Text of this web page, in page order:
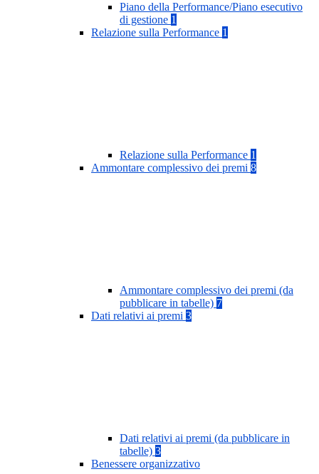
Piano della Performance/Piano esecutivo
di gestione 1
Relazione sulla Performance 1
Relazione sulla Performance 1
Ammontare complessivo dei premi 8
Ammontare complessivo dei premi (da
pubblicare in tabelle) 7
Dati relativi ai premi 3
Dati relativi ai premi (da pubblicare in
tabelle) 3
Benessere organizzativo